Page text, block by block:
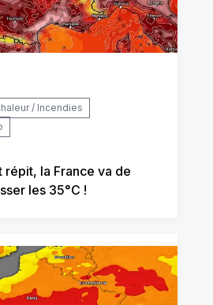
/ Incendies
répit, la France va de
les 35°C !